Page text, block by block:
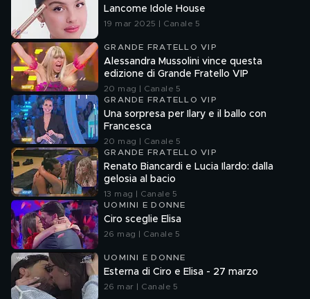
Lancome Idole House
19 mar 2025 | Canale 5
GRANDE FRATELLO VIP
Alessandra Mussolini vince questa
edizione di Grande Fratello VIP
20 mag | Canale 5
GRANDE FRATELLO VIP
Una sorpresa per Ilary e il ballo con
Francesca
20 mag | Canale 5
GRANDE FRATELLO VIP
Renato Biancardi e Lucia Ilardo: dalla
gelosia al bacio
13 mag | Canale 5
UOMINI E DONNE
Ciro sceglie Elisa
26 mag | Canale 5
UOMINI E DONNE
Esterna di Ciro e Elisa - 27 marzo
26 mar | Canale 5